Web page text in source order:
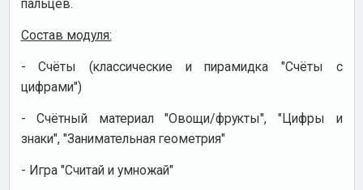
пальцев.
Состав модуля:
- Счёты (классические и пирамидка "Счёты с
цифрами")
- Счётный материал "Овощи/фрукты", "Цифры и
знаки", "Занимательная геометрия"
- Игра "Считай и умножай"